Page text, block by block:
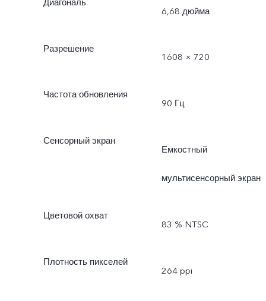
6,68 дюйма
Разрешение
1608 × 720
Частота обновления
90 Гц
Сенсорный экран
Емкостный
мультисенсорный экран
Цветовой охват
83 % NTSC
Плотность пикселей
264 ppi